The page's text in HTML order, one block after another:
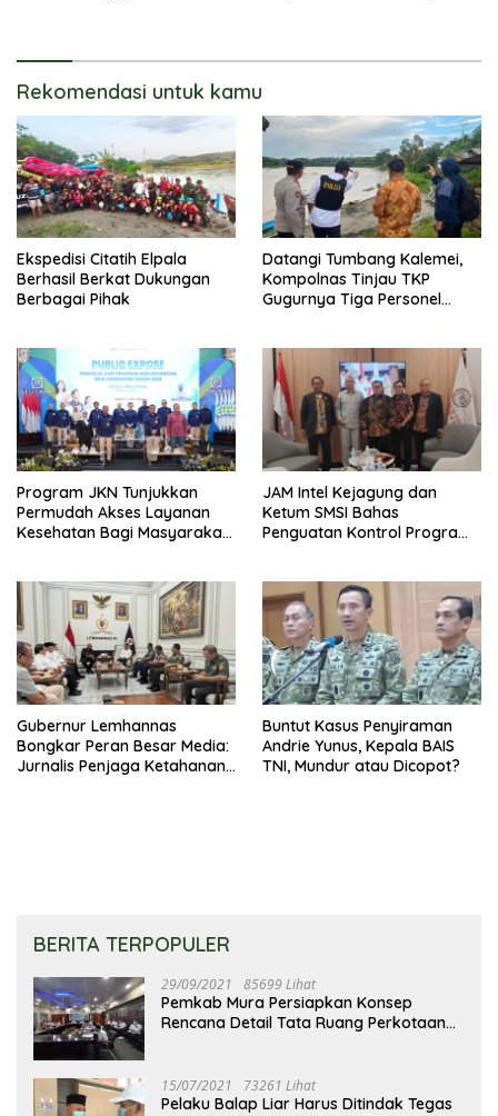
Rekomendasi untuk kamu
Ekspedisi Citatih Elpala
Berhasil Berkat Dukungan
Berbagai Pihak
Datangi Tumbang Kalemei,
Kompolnas Tinjau TKP
Gugurnya Tiga Personel
Program JKN Tunjukkan
Permudah Akses Layanan
Kesehatan Bagi Masyarakat
JAM Intel Kejagung dan
Ketum SMSI Bahas
Penguatan Kontrol Program
Gubernur Lemhannas
Bongkar Peran Besar Media:
Jurnalis Penjaga Ketahanan
Buntut Kasus Penyiraman
Andrie Yunus, Kepala BAIS
TNI, Mundur atau Dicopot?
BERITA TERPOPULER
29/09/2021 85699 Lihat
Pemkab Mura Persiapkan Konsep
Rencana Detail Tata Ruang Perkotaan
15/07/2021 73261 Lihat
Pelaku Balap Liar Harus Ditindak Tegas